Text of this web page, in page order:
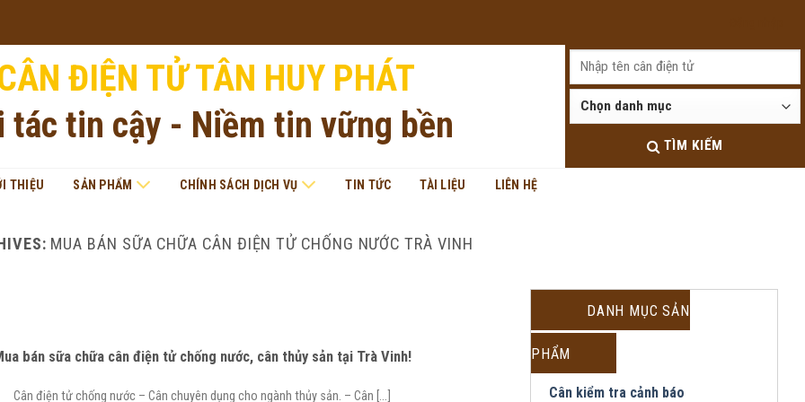
ĐIỆN TỬ TÂN HUY PHÁT
tác tin cậy - Niềm tin vững bền
TÌM KIẾM
THIỆU SẢN PHẨM CHÍNH SÁCH DỊCH VỤ TIN TỨC TÀI LIỆU LIÊN HỆ
MUA BÁN SỮA CHỮA CÂN ĐIỆN TỬ CHỐNG NƯỚC TRÀ VINH
bán sữa chữa cân điện tử chống nước, cân thủy sản tại Trà Vinh!
Cân điện tử chống nước – Cân chuyên dụng cho ngành thủy sản. – Cân [...]
DANH MỤC SẢN
PHẨM
Cân kiểm tra cảnh báo